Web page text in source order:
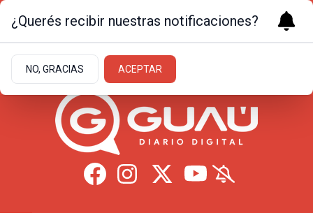
23.3ºc | Formosa
¿Querés recibir nuestras notificaciones?
NO, GRACIAS ACEPTAR